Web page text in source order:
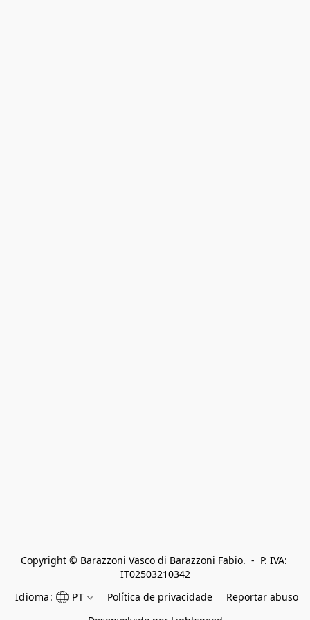
Copyright © Barazzoni Vasco di Barazzoni Fabio.  -  P. IVA:
IT02503210342
Idioma:
PT Política de privacidade
Reportar abuso